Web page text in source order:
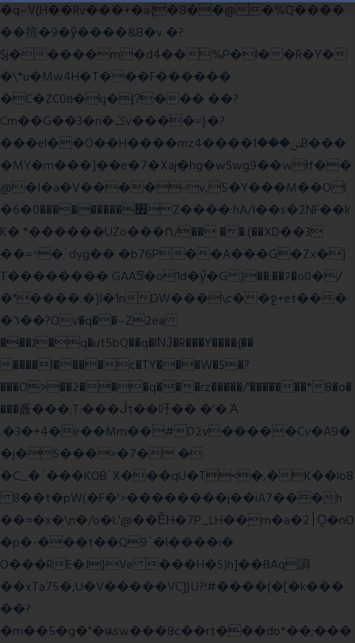
�q~V(H��Rv���+�a{�8��@�%Q����
��揎�9�ў����&B�v �?
$j�����m�d4��%P�l��R�Y�
�\*u�Mw4H�T���F������
�C�ZC0ʚ�kj�|?ͮ��� ��?
Cm��G��3�n�ݣv����=}�?
���el��O��H����mzݾ���1����4B���
�MY�m���]��e�7�Xaj׃�hg�wSwg9��wƗf��
@�I�a�V����-v,5�Y���M��Ol
�׿���������0�6Z����:hA/I��s�2NF��k
K� *������UZo���ח/�� ��.(��XD��3
��=^�`dyg�� �b76P��A���G�Zx�]
T�������� GAA5̔�o1d�ӳ�G )��:��ℱ�o0�/
�"����.�]I�1nDW���\c��ջ+et���
�ר��?Ov�q��~Z2ea
���J�q�ut5bQ��q�lǊ�R���Y����{��
����l����c�TY���W�S�?
���O>��2���q���rz�����/'�������*8�o�
���矗���;T:���ᒎt��吁�� �'�.Ὰ
.�3�+4�e��Mm��#D2v�����Cv�A9�
�j�S���>�7� �
�C_�`���KOB`X���qU�T<�,�K��lo8
8��t�pW(�F�'>��������j��iA7���h
��=�x�\n�/o�L'@��ȄH�7P_LH��m�a�2׀Ǫ�nO
�p�-���t��Q9`�l����i�
O���RE�J}Ve ���H�S)h]��BAq謪
��xTa75�,U�V�����VC]}U?!#����(�[�k���
��?
�m��5�g�"�ѩsw���8c��rt���do*��;���